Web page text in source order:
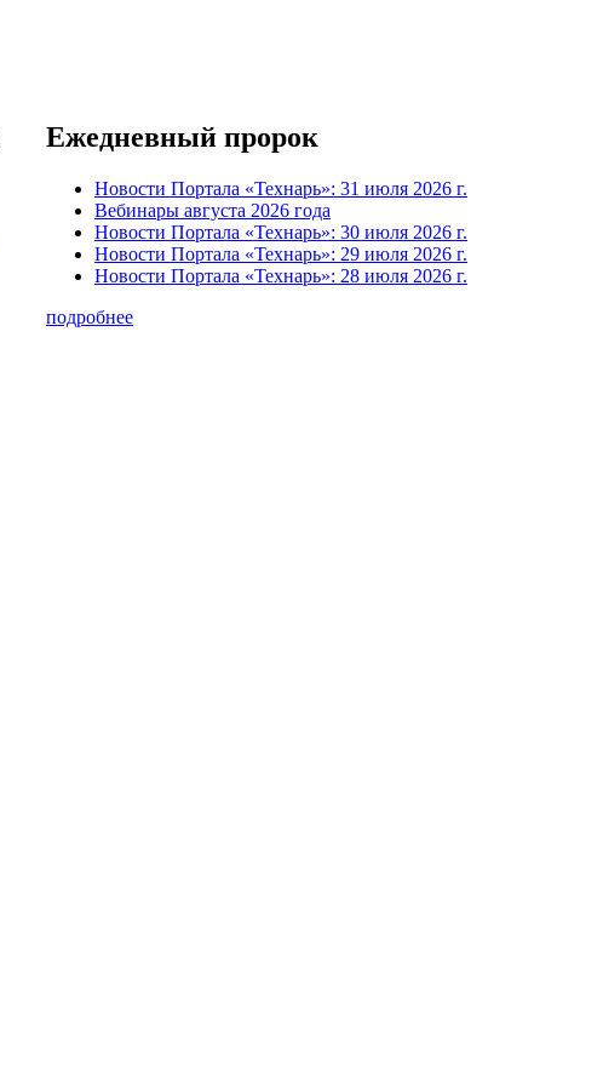
Ежедневный пророк
Новости Портала «Технарь»: 31 июля 2026 г.
Вебинары августа 2026 года
Новости Портала «Технарь»: 30 июля 2026 г.
Новости Портала «Технарь»: 29 июля 2026 г.
Новости Портала «Технарь»: 28 июля 2026 г.
подробнее